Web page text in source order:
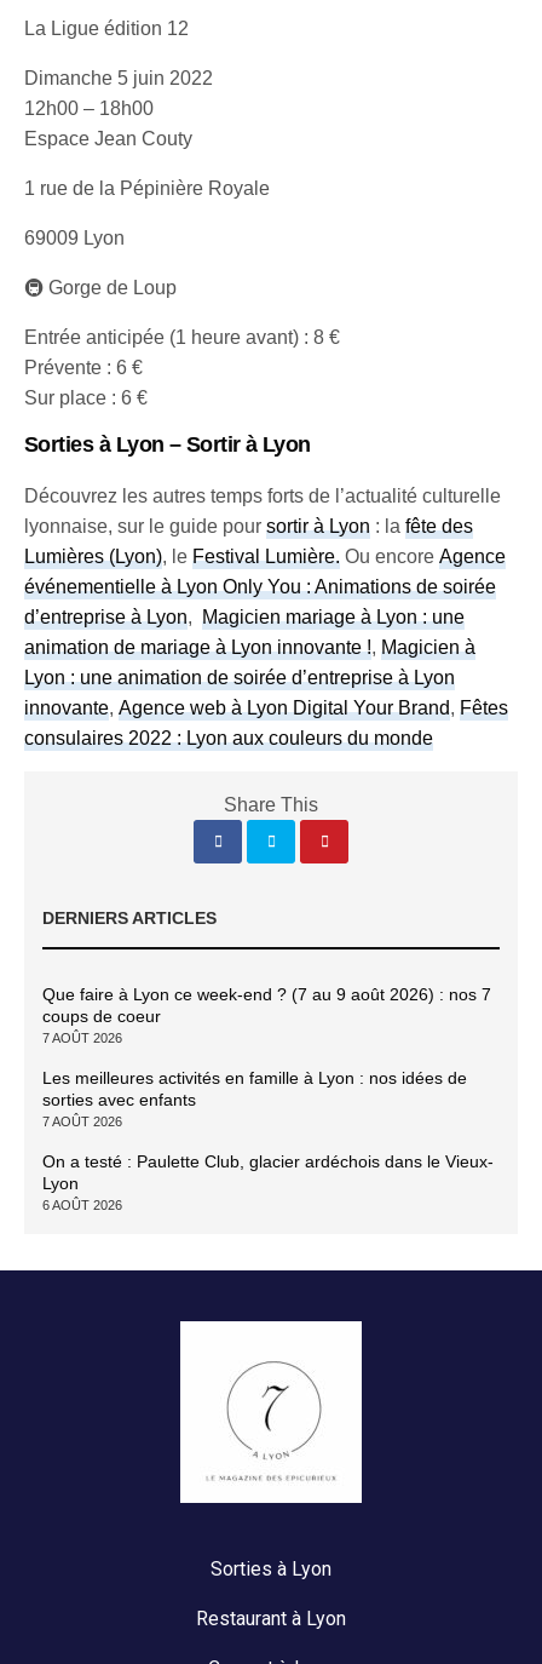
La Ligue édition 12
Dimanche 5 juin 2022
12h00 – 18h00
Espace Jean Couty
1 rue de la Pépinière Royale
69009 Lyon
🚇 Gorge de Loup
Entrée anticipée (1 heure avant) : 8 €
Prévente : 6 €
Sur place : 6 €
Sorties à Lyon – Sortir à Lyon
Découvrez les autres temps forts de l’actualité culturelle
lyonnaise, sur le guide poursortir à Lyon : lafête des
Lumières (Lyon), leFestival Lumière. Ou encoreAgence
événementielle à Lyon Only You : Animations de soirée
d’entreprise à Lyon,Magicien mariage à Lyon : une
animation de mariage à Lyon innovante !,Magicien à
Lyon : une animation de soirée d’entreprise à Lyon
innovante,Agence web à Lyon Digital Your Brand,Fêtes
consulaires 2022 : Lyon aux couleurs du monde
Share This
DERNIERS ARTICLES
Que faire à Lyon ce week-end ? (7 au 9 août 2026) : nos 7
coups de coeur
7 AOÛT 2026
Les meilleures activités en famille à Lyon : nos idées de
sorties avec enfants
7 AOÛT 2026
On a testé : Paulette Club, glacier ardéchois dans le Vieux-
Lyon
6 AOÛT 2026
Sorties à Lyon
Restaurant à Lyon